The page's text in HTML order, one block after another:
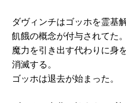
ダヴィンチはゴッホを霊基
飢餓の概念が付与されてた。
魔力を引き出す代わりに身
消滅する。
ゴッホは退去が始まった。